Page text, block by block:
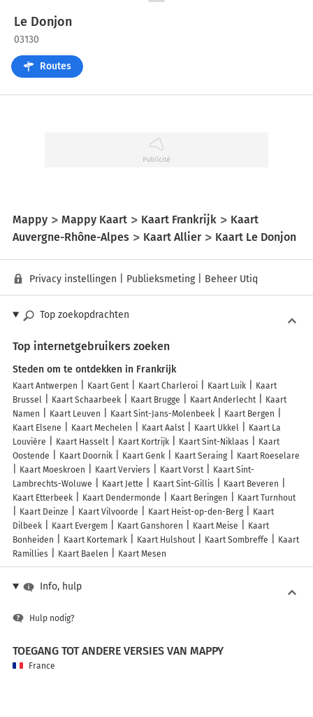
Le Donjon
03130
Routes
Mappy Mappy Kaart Kaart Frankrijk
Kaart
Auvergne-Rhône-Alpes
Kaart Allier Kaart Le Donjon
Privacy instellingen Publieksmeting| Beheer Utiq
Top zoekopdrachten
Top internetgebruikers zoeken
Steden om te ontdekken in Frankrijk
Kaart Antwerpen Kaart Gent Kaart Charleroi Kaart Luik
Kaart
Brussel
Kaart Schaarbeek Kaart Brugge Kaart Anderlecht
Kaart
Namen
Kaart Leuven Kaart Sint-Jans-Molenbeek
Kaart Bergen
Kaart Elsene
Kaart Mechelen Kaart Aalst Kaart Ukkel
Kaart La
Louvière
Kaart Hasselt Kaart Kortrijk Kaart Sint-Niklaas
Kaart
Oostende
Kaart Doornik Kaart Genk Kaart Seraing
Kaart Roeselare
Kaart Moeskroen
Kaart Verviers Kaart Vorst
Kaart Sint-
Lambrechts-Woluwe
Kaart Jette Kaart Sint-Gillis
Kaart Beveren
Kaart Etterbeek
Kaart Dendermonde Kaart Beringen
Kaart Turnhout
Kaart Deinze
Kaart Vilvoorde Kaart Heist-op-den-Berg
Kaart
Dilbeek
Kaart Evergem Kaart Ganshoren Kaart Meise
Kaart
Bonheiden
Kaart Kortemark Kaart Hulshout Kaart Sombreffe
Kaart
Ramillies
Kaart Baelen Kaart Mesen
Info, hulp
Hulp nodig?
TOEGANG TOT ANDERE VERSIES VAN MAPPY
France